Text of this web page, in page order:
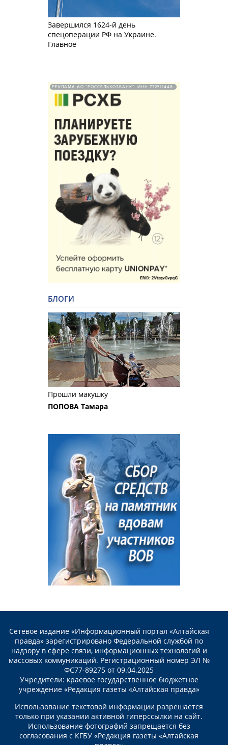
Завершился 1624-й день
спецоперации РФ на Украине.
Главное
РЕКЛАМА АО "РОССЕЛЬХОЗБАНК". ИНН 772511448.
БЛОГИ
Прошли макушку
ПОПОВА Тамара
Сетевое издание «Информационный портал «Алтайская
правда» зарегистрировано Федеральной службой по
надзору в сфере связи, информационных технологий и
массовых коммуникаций. Регистрационный номер ЭЛ №
ФС77-89275 от 09.04.2025
Учредители: краевое государственное бюджетное
учреждение «Редакция газеты «Алтайская правда»
Использование текстовой информации разрешается
только при указании активной гиперссылки на сайт.
Использование фотографий запрещается без
согласования с КГБУ «Редакция газеты «Алтайская